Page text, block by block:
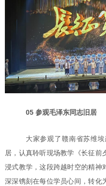
05 参观毛泽东同志旧居
大家参观了赣南省苏维
居，认真聆听现场教学《长征前
浸式教学，这段跨越时空的精神
深深镌刻在每位学员心间，转化